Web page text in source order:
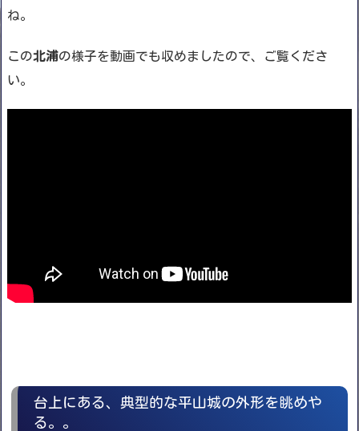
ね。
この北浦の様子を動画でも収めましたので、ご覧くださ
い。
台上にある、典型的な平山城の外形を眺めや
る。。